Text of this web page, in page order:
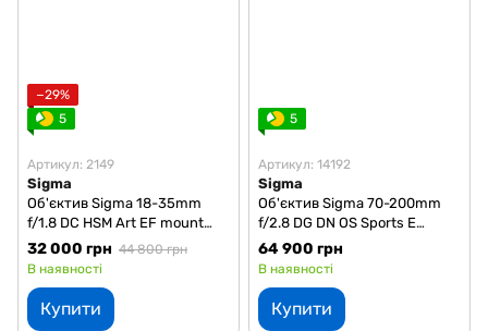
−29%
5
Артикул: 2149
Sigma
Об'єктив Sigma 18-35mm
f/1.8 DC HSM Art EF mount
(для Canon)
32 000 грн 44 800 грн
В наявності
Купити
5
Артикул: 14192
Sigma
Об'єктив Sigma 70-200mm
f/2.8 DG DN OS Sports E
mount (для Sony)
64 900 грн
В наявності
Купити